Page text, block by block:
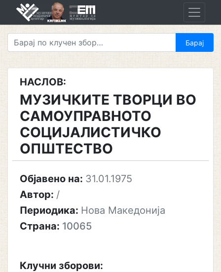
НАСЛОВ:
МУЗИЧКИТЕ ТВОРЦИ ВО
САМОУПРАВНОТО
СОЦИЈАЛИСТИЧКО
ОПШТЕСТВО
Објавено на: 31.01.1975
Автор: /
Периодика: Нова Македонија
Страна: 10065
Клучни зборови: